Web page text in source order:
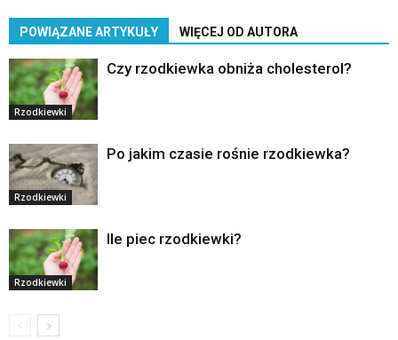
POWIĄZANE ARTYKUŁY WIĘCEJ OD AUTORA
Rzodkiewki
Czy rzodkiewka obniża cholesterol?
Rzodkiewki
Po jakim czasie rośnie rzodkiewka?
Rzodkiewki
Ile piec rzodkiewki?